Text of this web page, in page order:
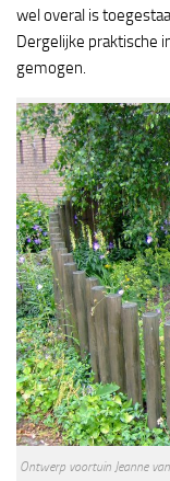
wel overal is
Dergelijke praktische
gemogen.
Ontwerp voortuin Jeanne